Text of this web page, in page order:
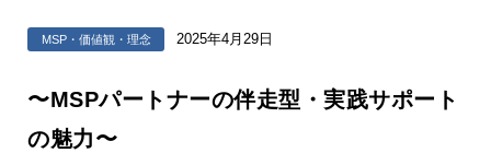
MSP・価値観・理念 2025年4月29日
〜MSPパートナーの伴走型・実践サポート
の魅力〜